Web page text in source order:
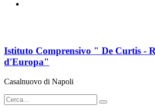
Istituto Comprensivo " De Curtis -
d'Europa"
Casalnuovo di Napoli